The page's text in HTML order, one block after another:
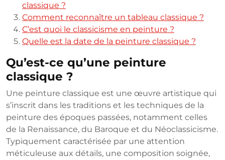
classique ?
Comment reconnaître un tableau classique ?
C’est quoi le classicisme en peinture ?
Quelle est la date de la peinture classique ?
Qu’est-ce qu’une peinture
classique ?
Une peinture classique est une œuvre artistique qui
s’inscrit dans les traditions et les techniques de la
peinture des époques passées, notamment celles
de la Renaissance, du Baroque et du Néoclassicisme.
Typiquement caractérisée par une attention
méticuleuse aux détails, une composition soignée,